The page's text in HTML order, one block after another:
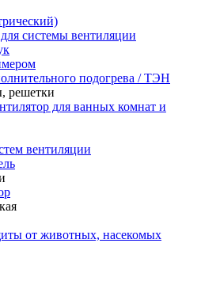
системы вентиляции
подогрева / ТЭН
решетки
для ванных комнат и
вентиляции
от животных, насекомых